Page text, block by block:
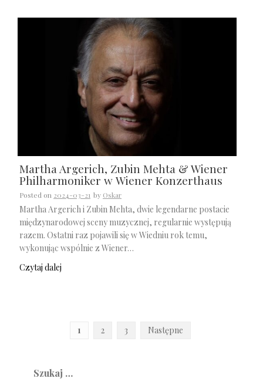
Martha Argerich, Zubin Mehta & Wiener
Philharmoniker w Wiener Konzerthaus
Posted on 2024-03-21 by Oskar
Martha Argerich i Zubin Mehta, dwie legendarne postacie
międzynarodowej sceny muzycznej, regularnie występują
razem. Ostatni raz pojawili się w Wiedniu rok temu,
wykonując wspólnie z Wiener…
Czytaj dalej
Stronicowanie
1 2 3 Następne